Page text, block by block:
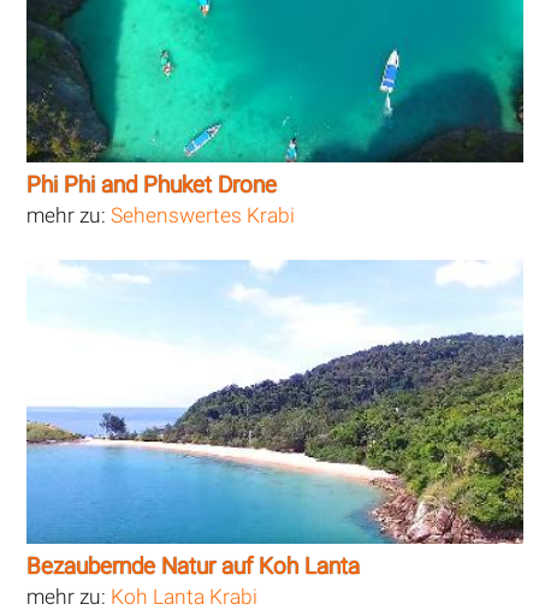
Phi Phi and Phuket Drone
mehr zu:Sehenswertes Krabi
Bezaubernde Natur auf Koh Lanta
mehr zu: Koh Lanta Krabi